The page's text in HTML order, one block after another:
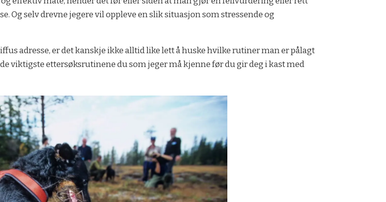
Og selv drevne jegere vil oppleve en slik situasjon som stressende og
adresse, er det kanskje ikke alltid like lett å huske hvilke rutiner man er pålagt
viktigste ettersøksrutinene du som jeger må kjenne før du gir deg i kast med